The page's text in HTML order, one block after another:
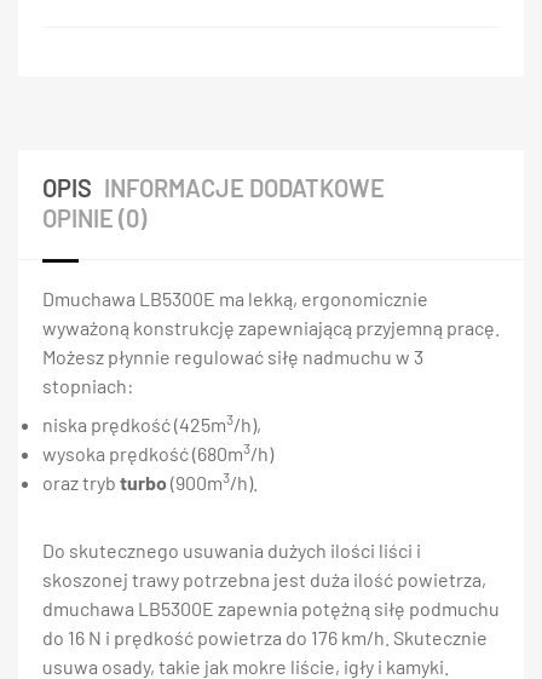
OPIS INFORMACJE DODATKOWE
OPINIE (0)
Dmuchawa LB5300E ma lekką, ergonomicznie
wyważoną konstrukcję zapewniającą przyjemną pracę.
Możesz płynnie regulować siłę nadmuchu w 3
stopniach:
niska prędkość (425m3/h),
wysoka prędkość (680m3/h)
oraz tryb turbo(900m3/h).
Do skutecznego usuwania dużych ilości liści i
skoszonej trawy potrzebna jest duża ilość powietrza,
dmuchawa LB5300E zapewnia potężną siłę podmuchu
do 16 N i prędkość powietrza do 176 km/h. Skutecznie
usuwa osady, takie jak mokre liście, igły i kamyki.